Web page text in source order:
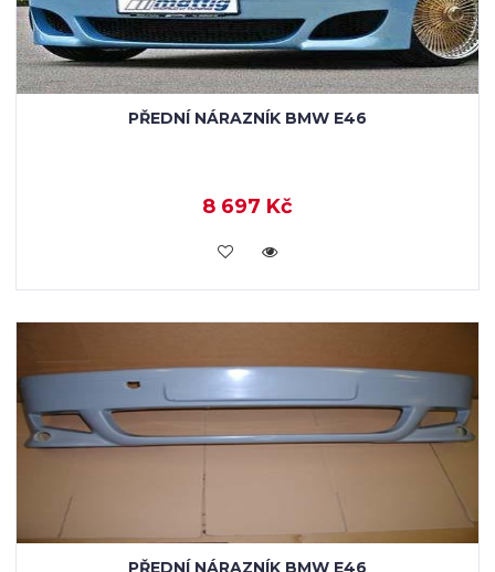
PŘEDNÍ NÁRAZNÍK BMW E46
8 697 Kč
KOUPIT
PŘEDNÍ NÁRAZNÍK BMW E46